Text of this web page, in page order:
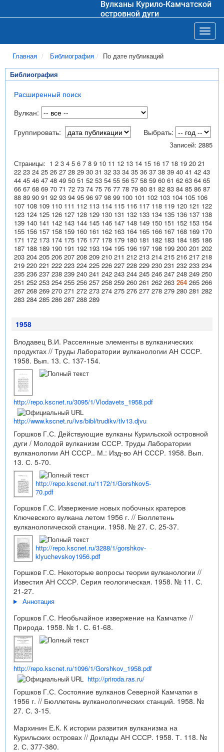
Вулканы Курило-Камчатской
островной дуги
Главная Библиография По дате публикаций
Библиография
Расширенный поиск
Вулкан:
Группировать:
Выбрать:
Записей: 2885
Страницы: 1 2 3 4 5 6 7 8 9 10 11 12 13 14 15 16 17 18 19 20 21
22 23 24 25 26 27 28 29 30 31 32 33 34 35 36 37 38 39 40 41 42 43
44 45 46 47 48 49 50 51 52 53 54 55 56 57 58 59 60 61 62 63 64 65
66 67 68 69 70 71 72 73 74 75 76 77 78 79 80 81 82 83 84 85 86 87
88 89 90 91 92 93 94 95 96 97 98 99 100 101 102 103 104 105 106
107 108 109 110 111 112 113 114 115 116 117 118 119 120 121 122
123 124 125 126 127 128 129 130 131 132 133 134 135 136 137 138
139 140 141 142 143 144 145 146 147 148 149 150 151 152 153 154
155 156 157 158 159 160 161 162 163 164 165 166 167 168 169 170
171 172 173 174 175 176 177 178 179 180 181 182 183 184 185 186
187 188 189 190 191 192 193 194 195 196 197 198 199 200 201 202
203 204 205 206 207 208 209 210 211 212 213 214 215 216 217 218
219 220 221 222 223 224 225 226 227 228 229 230 231 232 233 234
235 236 237 238 239 240 241 242 243 244 245 246 247 248 249 250
251 252 253 254 255 256 257 258 259 260 261 262 263 264 265 266
267 268 269 270 271 272 273 274 275 276 277 278 279 280 281 282
283 284 285 286 287 288 289
1958
Влодавец В.И. Рассеянные элементы в вулканических
продуктах // Труды Лаборатории вулканологии АН СССР.
1958. Вып. 13. С. 137-154.
http://repo.kscnet.ru/3095/1/Vlodavets_1958.pdf
http://www.kscnet.ru/ivs/bibl/trudikv/tlv13.djvu
Горшков Г.С. Действующие вулканы Курильской островной
дуги / Молодой вулканизм СССР. Труды Лаборатории
вулканологии АН СССР.. М.: Изд-во АН СССР. 1958. Вып.
13. С. 5-70.
http://repo.kscnet.ru/1172/1/Gorshkov5-
70.pdf
Горшков Г.С. Извержение новых побочных кратеров
Ключевского вулкана летом 1956 г. // Бюллетень
вулканологической станции. 1958. № 27. С. 25-37.
http://repo.kscnet.ru/3288/1/gorshkov-
klyuchevskoy1956.pdf
Горшков Г.С. Некоторые вопросы теории вулканологии //
Известия АН СССР. Серия геологическая. 1958. № 11. С.
21-27.
Аннотация
Горшков Г.С. Необычайное извержение на Камчатке //
Природа. 1958. № 1. С. 61-68.
http://repo.kscnet.ru/1096/1/Gorshkov_1958.pdf
http://priroda.ras.ru/
Горшков Г.С. Состояние вулканов Северной Камчатки в
1956 г. // Бюллетень вулканологических станций. 1958. №
27. С. 3-15.
Мархинин Е.К. К истории развития вулканизма на
Курильских островах // Доклады АН СССР. 1958. Т. 118. №
2. С. 377-380.